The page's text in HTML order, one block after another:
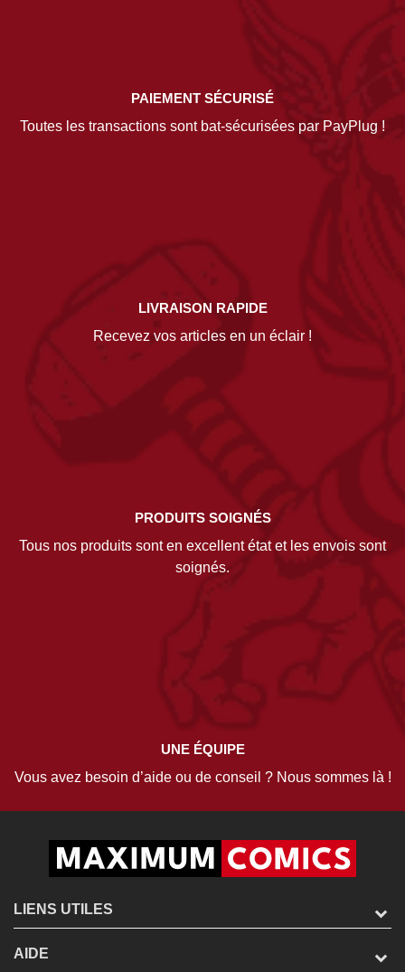
PAIEMENT SÉCURISÉ
Toutes les transactions sont bat-sécurisées par PayPlug !
LIVRAISON RAPIDE
Recevez vos articles en un éclair !
PRODUITS SOIGNÉS
Tous nos produits sont en excellent état et les envois sont
soignés.
UNE ÉQUIPE
Vous avez besoin d’aide ou de conseil ? Nous sommes là !
LIENS UTILES
AIDE